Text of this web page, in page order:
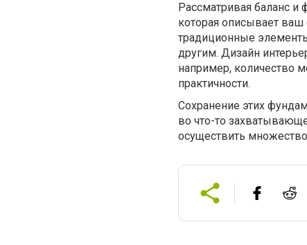
Рассматривая баланс
которая описывает
традиционные
другим. Дизайн
например, количество
практичности.
Сохранение этих
во что-то
осуществить